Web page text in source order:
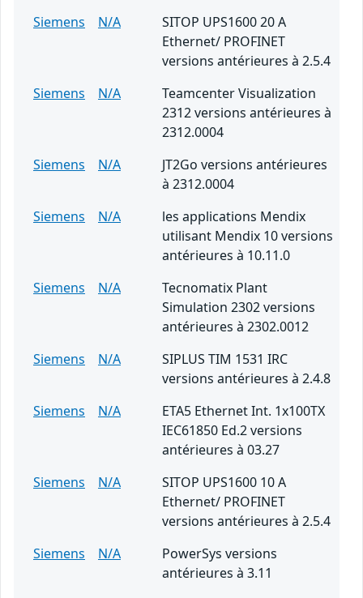
Siemens
N/A
SITOP UPS1600 20 A
Ethernet/ PROFINET
versions antérieures à 2.5.4
Siemens
N/A
Teamcenter Visualization
2312 versions antérieures à
2312.0004
Siemens
N/A
JT2Go versions antérieures
à 2312.0004
Siemens
N/A
les applications Mendix
utilisant Mendix 10 versions
antérieures à 10.11.0
Siemens
N/A
Tecnomatix Plant
Simulation 2302 versions
antérieures à 2302.0012
Siemens
N/A
SIPLUS TIM 1531 IRC
versions antérieures à 2.4.8
Siemens
N/A
ETA5 Ethernet Int. 1x100TX
IEC61850 Ed.2 versions
antérieures à 03.27
Siemens
N/A
SITOP UPS1600 10 A
Ethernet/ PROFINET
versions antérieures à 2.5.4
Siemens
N/A
PowerSys versions
antérieures à 3.11